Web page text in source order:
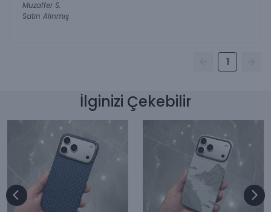
Muzaffer S.
Satın Alınmış
1
İlginizi Çekebilir